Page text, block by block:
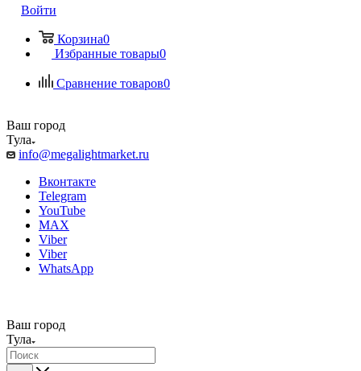
Войти
Корзина0
Избранные товары0
Сравнение товаров0
Ваш город
Тула
info@megalightmarket.ru
Вконтакте
Telegram
YouTube
MAX
Viber
Viber
WhatsApp
Ваш город
Тула